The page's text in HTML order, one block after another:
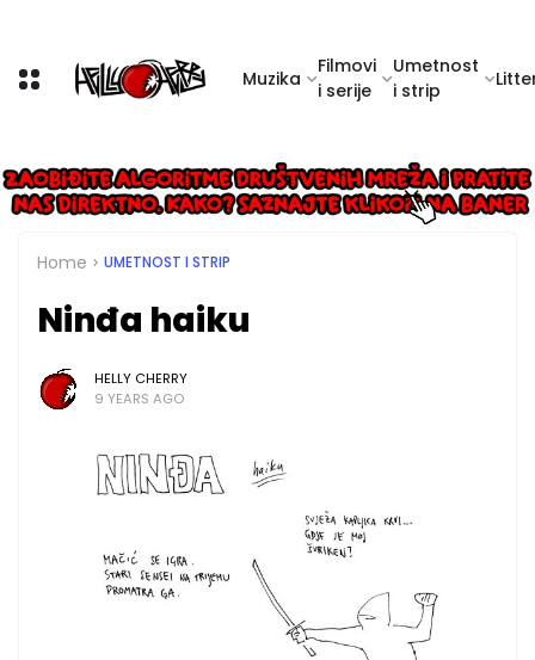
Muzika
Filmovi
i serije
Umetnost
i strip
Home UMETNOST I STRIP
Ninđa haiku
HELLY CHERRY
9 YEARS AGO